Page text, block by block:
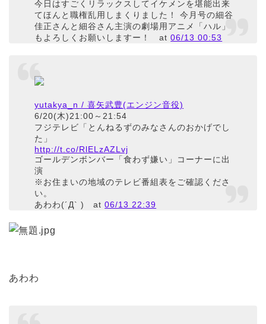
今日はすごくリラックスしてイケメンを堪能出来
てほんと職権乱用しまくりました！ 今月号の細谷
佳正さんと細谷さん主演の劇場用アニメ「ハル」
もよろしくお願いしますー！
at06/13 00:53
yutakya_n / 喜矢武豊(エンジン音役)
6/20(木)21:00～21:54
フジテレビ「とんねるずのみなさんのおかげでし
た」
http://t.co/RlELzAZLvj
ゴールデンボンバー「食わず嫌い」コーナーに出
演
※お住まいの地域のテレビ番組表をご確認くださ
い。
あわわ(´Д` )
at06/13 22:39
あわわ